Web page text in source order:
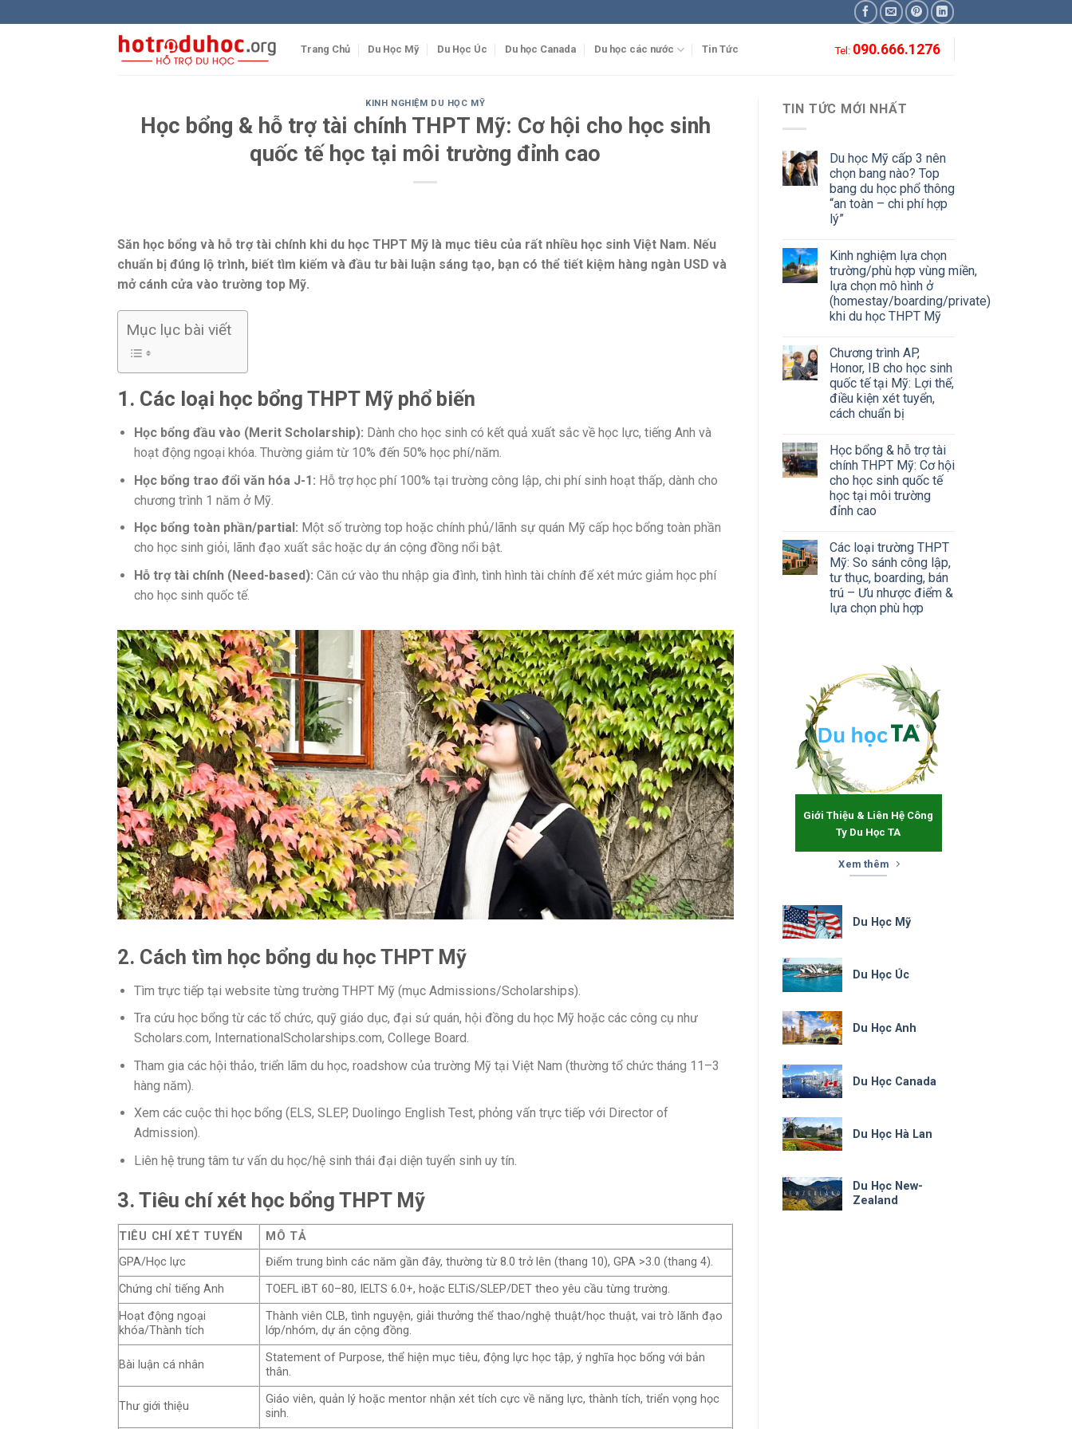
to
Trang Chủ Du Học Mỹ Du Học Úc Du học Canada Du học các nước Tin Tức Tel: 090.666.1276
KINH NGHIỆM DU HỌC MỸ
Học bổng & hỗ trợ tài chính THPT Mỹ: Cơ hội cho học sinh
quốc tế học tại môi trường đỉnh cao
Săn học bổng và hỗ trợ tài chính khi du học THPT Mỹ là mục tiêu của rất nhiều học sinh Việt Nam. Nếu
chuẩn bị đúng lộ trình, biết tìm kiếm và đầu tư bài luận sáng tạo, bạn có thể tiết kiệm hàng ngàn USD và
mở cánh cửa vào trường top Mỹ.
Mục lục bài viết
1. Các loại học bổng THPT Mỹ phổ biến
Học bổng đầu vào (Merit Scholarship): Dành cho học sinh có kết quả xuất sắc về học lực, tiếng Anh và
hoạt động ngoại khóa. Thường giảm từ 10% đến 50% học phí/năm.
Học bổng trao đổi văn hóa J-1: Hỗ trợ học phí 100% tại trường công lập, chi phí sinh hoạt thấp, dành cho
chương trình 1 năm ở Mỹ.
Học bổng toàn phần/partial: Một số trường top hoặc chính phủ/lãnh sự quán Mỹ cấp học bổng toàn phần
cho học sinh giỏi, lãnh đạo xuất sắc hoặc dự án cộng đồng nổi bật.
Hỗ trợ tài chính (Need-based): Căn cứ vào thu nhập gia đình, tình hình tài chính để xét mức giảm học phí
cho học sinh quốc tế.
2. Cách tìm học bổng du học THPT Mỹ
Tìm trực tiếp tại website từng trường THPT Mỹ (mục Admissions/Scholarships).
Tra cứu học bổng từ các tổ chức, quỹ giáo dục, đại sứ quán, hội đồng du học Mỹ hoặc các công cụ như
Scholars.com, InternationalScholarships.com, College Board.
Tham gia các hội thảo, triển lãm du học, roadshow của trường Mỹ tại Việt Nam (thường tổ chức tháng 11–3
hàng năm).
Xem các cuộc thi học bổng (ELS, SLEP, Duolingo English Test, phỏng vấn trực tiếp với Director of
Admission).
Liên hệ trung tâm tư vấn du học/hệ sinh thái đại diện tuyển sinh uy tín.
3. Tiêu chí xét học bổng THPT Mỹ
TIÊU CHÍ XÉT TUYỂN
MÔ TẢ
GPA/Học lực
Điểm trung bình các năm gần đây, thường từ 8.0 trở lên (thang 10), GPA >3.0 (thang 4).
Chứng chỉ tiếng Anh
TOEFL iBT 60–80, IELTS 6.0+, hoặc ELTiS/SLEP/DET theo yêu cầu từng trường.
Hoạt động ngoại
khóa/Thành tích
Thành viên CLB, tình nguyện, giải thưởng thể thao/nghệ thuật/học thuật, vai trò lãnh đạo
lớp/nhóm, dự án cộng đồng.
Bài luận cá nhân
Statement of Purpose, thể hiện mục tiêu, động lực học tập, ý nghĩa học bổng với bản
thân.
Thư giới thiệu
Giáo viên, quản lý hoặc mentor nhận xét tích cực về năng lực, thành tích, triển vọng học
sinh.
TIN TỨC MỚI NHẤT
Du học Mỹ cấp 3 nên
chọn bang nào? Top
bang du học phổ thông
“an toàn – chi phí hợp
lý”
Kinh nghiệm lựa chọn
trường/phù hợp vùng miền,
lựa chọn mô hình ở
(homestay/boarding/private)
khi du học THPT Mỹ
Chương trình AP,
Honor, IB cho học sinh
quốc tế tại Mỹ: Lợi thế,
điều kiện xét tuyển,
cách chuẩn bị
Học bổng & hỗ trợ tài
chính THPT Mỹ: Cơ hội
cho học sinh quốc tế
học tại môi trường
đỉnh cao
Các loại trường THPT
Mỹ: So sánh công lập,
tư thục, boarding, bán
trú – Ưu nhược điểm &
lựa chọn phù hợp
Giới Thiệu & Liên Hệ Công
Ty Du Học TA
Xem thêm
Du Học Mỹ
Du Học Úc
Du Học Anh
Du Học Canada
Du Học Hà Lan
Du Học New-
Zealand